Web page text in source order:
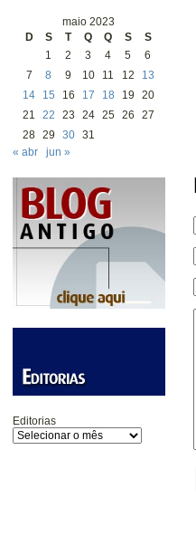
maio 2023
D
S T Q Q S
S
1
2 3 4 5
6
7
8 9 10 11 12
13
14
15 16 17 18 19
20
21
22 23 24 25 26
27
28 29 30 31
« abr
jun »
Editorias